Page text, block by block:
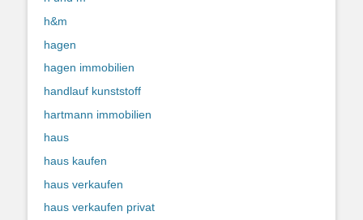
h&m
hagen
hagen immobilien
handlauf kunststoff
hartmann immobilien
haus
haus kaufen
haus verkaufen
haus verkaufen privat